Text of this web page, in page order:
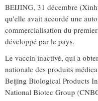
BEIJING, 31 décembre
qu'elle avait accordé une
commercialisation du
développé par le pays.
Le vaccin inactivé, qui a
nationale des produits
Beijing Biological Products
National Biotec Group